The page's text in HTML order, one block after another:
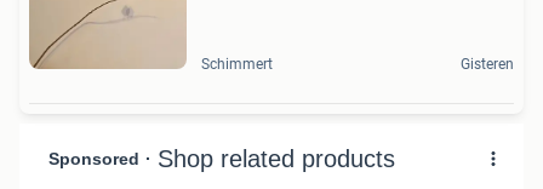
Schimmert Gisteren